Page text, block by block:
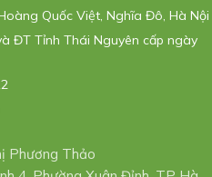
Quốc Việt, Nghĩa Đô, Hà Nội
ĐT Tỉnh Thái Nguyên cấp ngày
Phương Thảo